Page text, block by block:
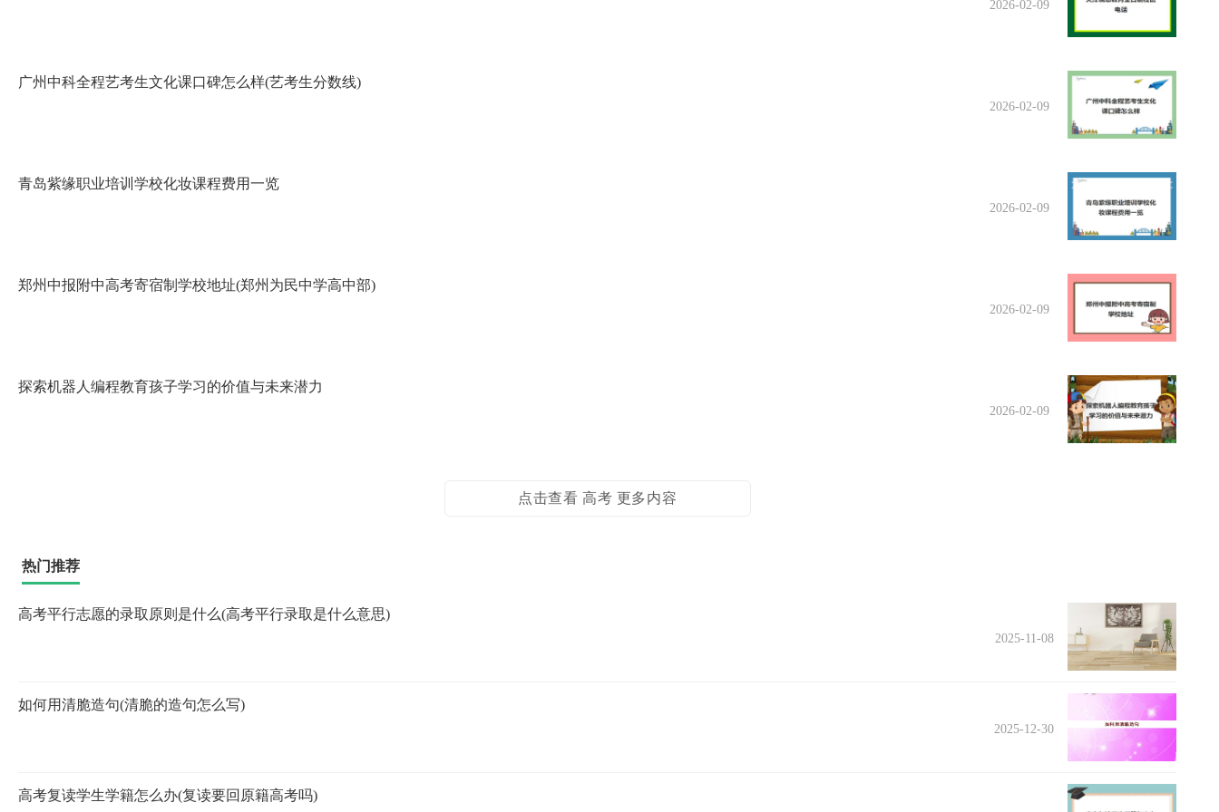
2026-02-09
广州中科全程艺考生文化课口碑怎么样(艺考生分数线)
2026-02-09
青岛紫缘职业培训学校化妆课程费用一览
2026-02-09
郑州中报附中高考寄宿制学校地址(郑州为民中学高中部)
2026-02-09
探索机器人编程教育孩子学习的价值与未来潜力
2026-02-09
点击查看 高考 更多内容
热门推荐
高考平行志愿的录取原则是什么(高考平行录取是什么意思)
2025-11-08
如何用清脆造句(清脆的造句怎么写)
2025-12-30
高考复读学生学籍怎么办(复读要回原籍高考吗)